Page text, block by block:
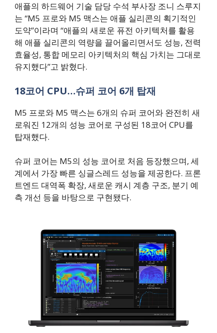
애플의 하드웨어 기술 담당 수석 부사장 조니 스루지
는 “M5 프로와 M5 맥스는 애플 실리콘의 획기적인
도약”이라며 “애플의 새로운 퓨전 아키텍처를 활용
해 애플 실리콘의 역량을 끌어올리면서도 성능, 전력
효율성, 통합 메모리 아키텍처의 핵심 가치는 그대로
유지했다”고 밝혔다.
18코어 CPU…슈퍼 코어 6개 탑재
M5 프로와 M5 맥스는 6개의 슈퍼 코어와 완전히 새
로워진 12개의 성능 코어로 구성된 18코어 CPU를
탑재했다.
슈퍼 코어는 M5의 성능 코어로 처음 등장했으며, 세
계에서 가장 빠른 싱글스레드 성능을 제공한다. 프론
트엔드 대역폭 확장, 새로운 캐시 계층 구조, 분기 예
측 개선 등을 바탕으로 구현됐다.